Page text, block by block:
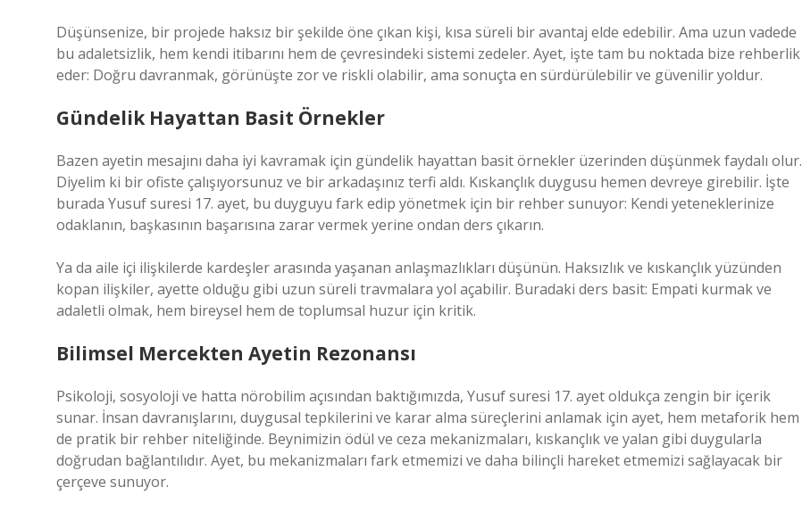
Düşünsenize, bir projede haksız bir şekilde öne çıkan kişi, kısa süreli bir avantaj elde edebilir. Ama uzun vadede
bu adaletsizlik, hem kendi itibarını hem de çevresindeki sistemi zedeler. Ayet, işte tam bu noktada bize rehberlik
eder: Doğru davranmak, görünüşte zor ve riskli olabilir, ama sonuçta en sürdürülebilir ve güvenilir yoldur.
Gündelik Hayattan Basit Örnekler
Bazen ayetin mesajını daha iyi kavramak için gündelik hayattan basit örnekler üzerinden düşünmek faydalı olur.
Diyelim ki bir ofiste çalışıyorsunuz ve bir arkadaşınız terfi aldı. Kıskançlık duygusu hemen devreye girebilir. İşte
burada Yusuf suresi 17. ayet, bu duyguyu fark edip yönetmek için bir rehber sunuyor: Kendi yeteneklerinize
odaklanın, başkasının başarısına zarar vermek yerine ondan ders çıkarın.
Ya da aile içi ilişkilerde kardeşler arasında yaşanan anlaşmazlıkları düşünün. Haksızlık ve kıskançlık yüzünden
kopan ilişkiler, ayette olduğu gibi uzun süreli travmalara yol açabilir. Buradaki ders basit: Empati kurmak ve
adaletli olmak, hem bireysel hem de toplumsal huzur için kritik.
Bilimsel Mercekten Ayetin Rezonansı
Psikoloji, sosyoloji ve hatta nörobilim açısından baktığımızda, Yusuf suresi 17. ayet oldukça zengin bir içerik
sunar. İnsan davranışlarını, duygusal tepkilerini ve karar alma süreçlerini anlamak için ayet, hem metaforik hem
de pratik bir rehber niteliğinde. Beynimizin ödül ve ceza mekanizmaları, kıskançlık ve yalan gibi duygularla
doğrudan bağlantılıdır. Ayet, bu mekanizmaları fark etmemizi ve daha bilinçli hareket etmemizi sağlayacak bir
çerçeve sunuyor.